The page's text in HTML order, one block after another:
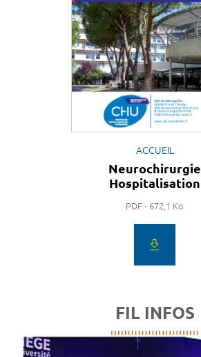
ACCUEIL
Neurochirurgie
Hospitalisation
PDF - 672,1 Ko
FIL INFOS